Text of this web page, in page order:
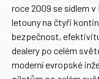
roce 2009 se sídlem v
letouny na čtyři
bezpečnost,
dealery po celém
moderní evropské